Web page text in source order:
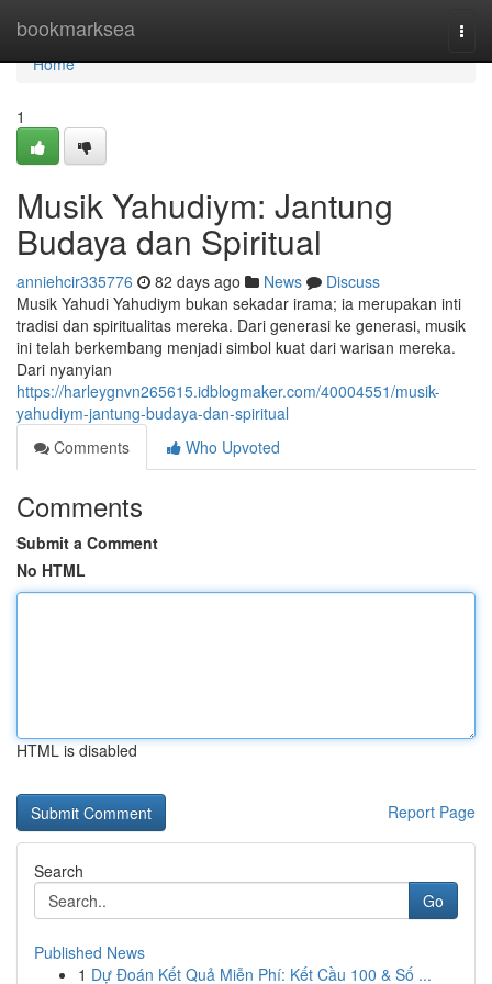
bookmarksea
Home
Home
1
Musik Yahudiym: Jantung
Budaya dan Spiritual
anniehcir335776 82 days ago News
Discuss
Musik Yahudi Yahudiym bukan sekadar irama; ia merupakan inti
tradisi dan spiritualitas mereka. Dari generasi ke generasi, musik
ini telah berkembang menjadi simbol kuat dari warisan mereka.
Dari nyanyian
https://harleygnvn265615.idblogmaker.com/40004551/musik-
yahudiym-jantung-budaya-dan-spiritual
Comments
Who Upvoted
Comments
Submit a Comment
No HTML
HTML is disabled
Report Page
Search
Go
Published News
1 Dự Đoán Kết Quả Miễn Phí: Kết Cầu 100 & Số ...